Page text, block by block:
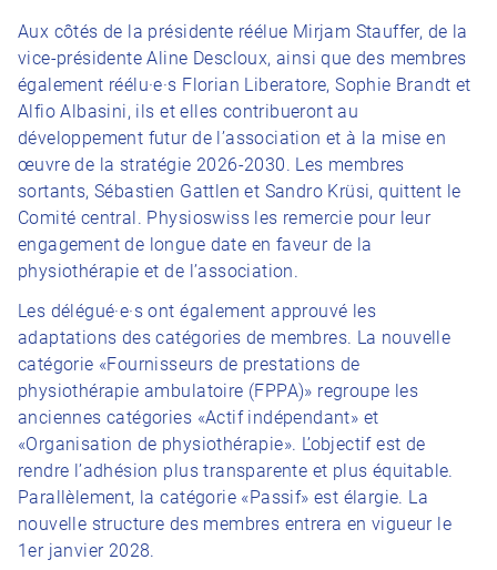
Aux côtés de la présidente réélue Mirjam Stauffer, de la
vice-présidente Aline Descloux, ainsi que des membres
également réélu·e·s Florian Liberatore, Sophie Brandt et
Alfio Albasini, ils et elles contribueront au
développement futur de l’association et à la mise en
œuvre de la stratégie 2026-2030. Les membres
sortants, Sébastien Gattlen et Sandro Krüsi, quittent le
Comité central. Physioswiss les remercie pour leur
engagement de longue date en faveur de la
physiothérapie et de l’association.
Les délégué·e·s ont également approuvé les
adaptations des catégories de membres. La nouvelle
catégorie «Fournisseurs de prestations de
physiothérapie ambulatoire (FPPA)» regroupe les
anciennes catégories «Actif indépendant» et
«Organisation de physiothérapie». L’objectif est de
rendre l’adhésion plus transparente et plus équitable.
Parallèlement, la catégorie «Passif» est élargie. La
nouvelle structure des membres entrera en vigueur le
1er janvier 2028.